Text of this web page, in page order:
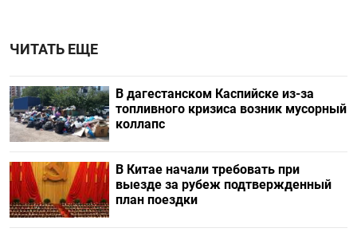
ЧИТАТЬ ЕЩЕ
В дагестанском Каспийске из-за
топливного кризиса возник мусорный
коллапс
В Китае начали требовать при
выезде за рубеж подтвержденный
план поездки